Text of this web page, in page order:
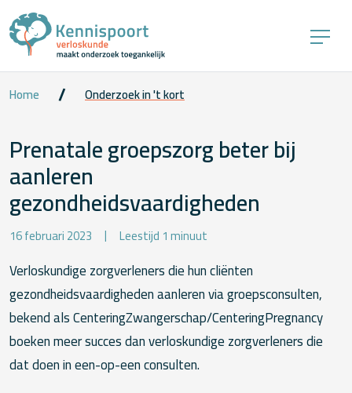
Home Onderzoek in 't kort
Prenatale groepszorg beter bij
aanleren
gezondheidsvaardigheden
16 februari 2023 Leestijd 1 minuut
Verloskundige zorgverleners die hun cliënten
gezondheidsvaardigheden aanleren via groepsconsulten,
bekend als CenteringZwangerschap/CenteringPregnancy
boeken meer succes dan verloskundige zorgverleners die
dat doen in een-op-een consulten.